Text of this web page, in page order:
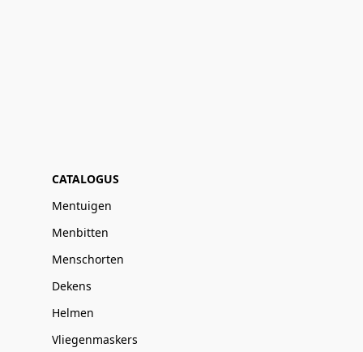
CATALOGUS
Mentuigen
Menbitten
Menschorten
Dekens
Helmen
Vliegenmaskers